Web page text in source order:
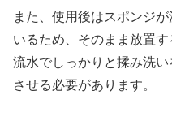
また、使用後はスポンジ
いるため、そのまま放置す
流水でしっかりと揉み洗
させる必要があります。